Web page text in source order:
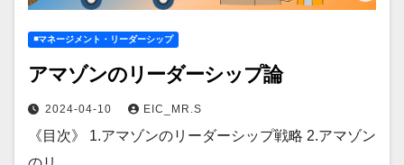
◾️マネージメント・リーダーシップ
アマゾンのリーダーシップ論
2024-04-10 EIC_MR.S
《目次》 1.アマゾンのリーダーシップ戦略 2.アマゾン